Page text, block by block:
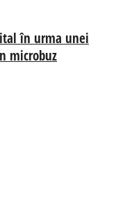
în urma unei
microbuz